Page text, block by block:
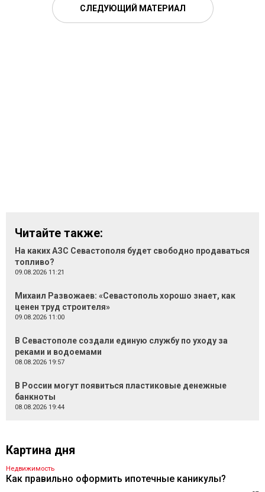
СЛЕДУЮЩИЙ МАТЕРИАЛ
Читайте также:
На каких АЗС Севастополя будет свободно продаваться
топливо?
09.08.2026 11:21
Михаил Развожаев: «Севастополь хорошо знает, как
ценен труд строителя»
09.08.2026 11:00
В Севастополе создали единую службу по уходу за
реками и водоемами
08.08.2026 19:57
В России могут появиться пластиковые денежные
банкноты
08.08.2026 19:44
Картина дня
Недвижимость
Как правильно оформить ипотечные каникулы?